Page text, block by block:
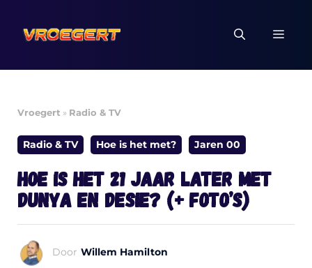
naar
inhoud
Vroegert » Radio & TV
Radio & TV Hoe is het met? Jaren 00
Hoe is het 21 jaar later met
Dunya en Desie? (+ foto’s)
Door Willem Hamilton